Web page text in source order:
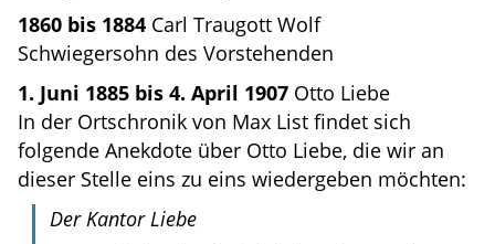
1860 bis 1884Carl Traugott Wolf
Schwiegersohn des Vorstehenden
1. Juni 1885 bis 4. April 1907Otto Liebe
In der Ortschronik von Max List findet sich
folgende Anekdote über Otto Liebe, die wir an
dieser Stelle eins zu eins wiedergeben möchten:
Der Kantor Liebe